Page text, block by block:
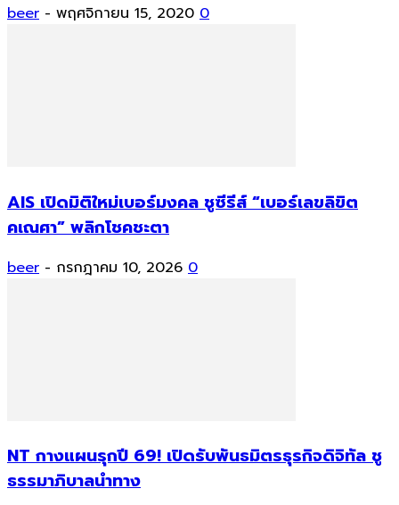
beer - พฤศจิกายน 15, 2020 0
AIS เปิดมิติใหม่เบอร์มงคล ชูซีรีส์ “เบอร์เลขลิขิต
คเณศา” พลิกโชคชะตา
beer - กรกฎาคม 10, 2026 0
NT กางแผนรุกปี 69! เปิดรับพันธมิตรธุรกิจดิจิทัล ชู
ธรรมาภิบาลนำทาง